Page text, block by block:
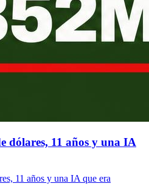
dólares, 11 años y una IA
11 años y una IA que era